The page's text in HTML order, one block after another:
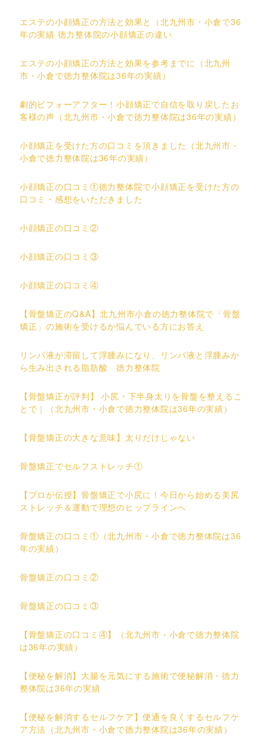
エステの小顔矯正の方法と効果と（北九州市・小倉で36
年の実績 徳力整体院の小顔矯正の違い
エステの小顔矯正の方法と効果を参考までに（北九州
市・小倉で徳力整体院は36年の実績）
劇的ビフォーアフター！小顔矯正で自信を取り戻したお
客様の声（北九州市・小倉で徳力整体院は36年の実績）
小顔矯正を受けた方の口コミを頂きました（北九州市・
小倉で徳力整体院は36年の実績）
小顔矯正の口コミ①徳力整体院で小顔矯正を受けた方の
口コミ・感想をいただきました
小顔矯正の口コミ②
小顔矯正の口コミ③
小顔矯正の口コミ④
【骨盤矯正のQ&A】北九州市小倉の徳力整体院で「骨盤
矯正」の施術を受けるか悩んでいる方にお答え
リンパ液が滞留して浮腫みになり、リンパ液と浮腫みか
ら生み出される脂肪酸 徳力整体院
【骨盤矯正が評判】 小尻・下半身太りを骨盤を整えるこ
とで｜（北九州市・小倉で徳力整体院は36年の実績）
【骨盤矯正の大きな意味】太りだけじゃない
骨盤矯正でセルフストレッチ①
【プロが伝授】骨盤矯正で小尻に！今日から始める美尻
ストレッチ＆運動で理想のヒップラインへ
骨盤矯正の口コミ①（北九州市・小倉で徳力整体院は36
年の実績）
骨盤矯正の口コミ②
骨盤矯正の口コミ③
【骨盤矯正の口コミ④】（北九州市・小倉で徳力整体院
は36年の実績）
【便秘を解消】大腸を元気にする施術で便秘解消・徳力
整体院は36年の実績
【便秘を解消するセルフケア】便通を良くするセルフケ
ア方法（北九州市・小倉で徳力整体院は36年の実績）